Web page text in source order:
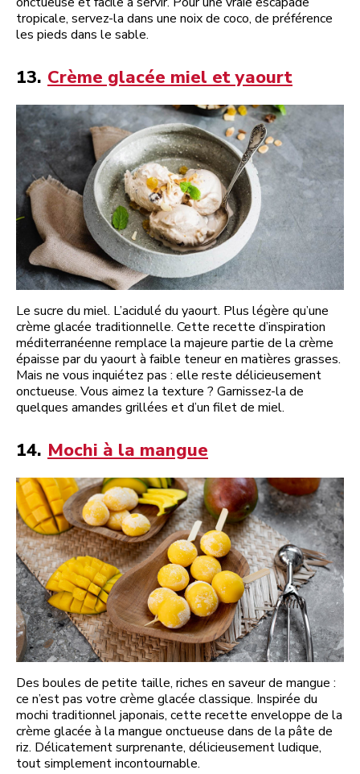
tropicale, servez-la dans une noix de coco, de préférence
les pieds dans le sable.
13. Crème glacée miel et yaourt
Le sucre du miel. L’acidulé du yaourt. Plus légère qu’une
crème glacée traditionnelle. Cette recette d’inspiration
méditerranéenne remplace la majeure partie de la crème
épaisse par du yaourt à faible teneur en matières grasses.
Mais ne vous inquiétez pas : elle reste délicieusement
onctueuse. Vous aimez la texture ? Garnissez-la de
quelques amandes grillées et d’un filet de miel.
14. Mochi à la mangue
Des boules de petite taille, riches en saveur de mangue :
ce n’est pas votre crème glacée classique. Inspirée du
mochi traditionnel japonais, cette recette enveloppe de la
crème glacée à la mangue onctueuse dans de la pâte de
riz. Délicatement surprenante, délicieusement ludique,
tout simplement incontournable.